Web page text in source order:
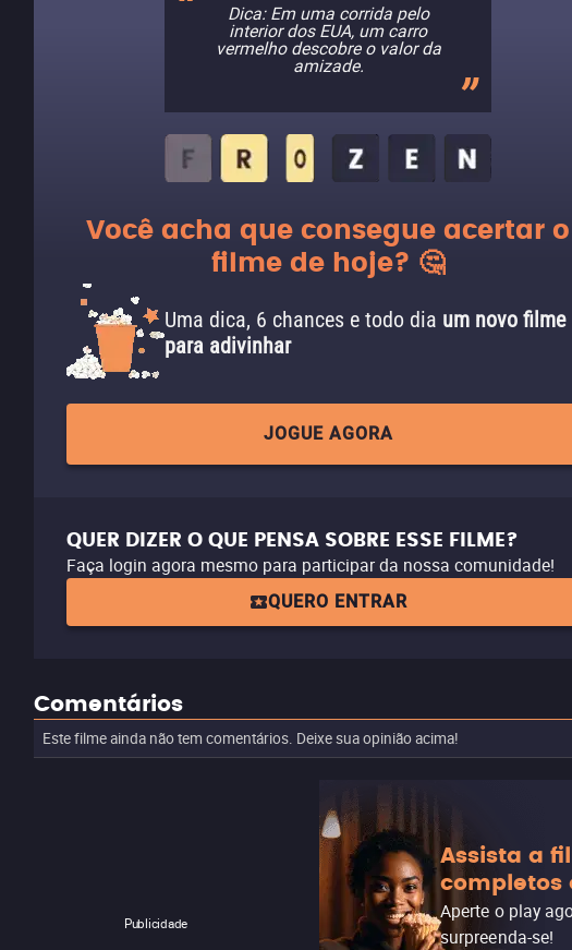
Dica: Em uma corrida pelo
interior dos EUA, um carro
vermelho descobre o valor da
amizade.
Você acha que consegue acertar o
filme de hoje? 🤔
Uma dica, 6 chances e todo dia um novo filme
para adivinhar
JOGUE AGORA
QUER DIZER O QUE PENSA SOBRE ESSE FILME?
Faça login agora mesmo para participar da nossa comunidade!
QUERO ENTRAR
Comentários
Este filme ainda não tem comentários. Deixe sua opinião acima!
Publicidade
Assista a
completos
Aperte o play
surpreenda-se!